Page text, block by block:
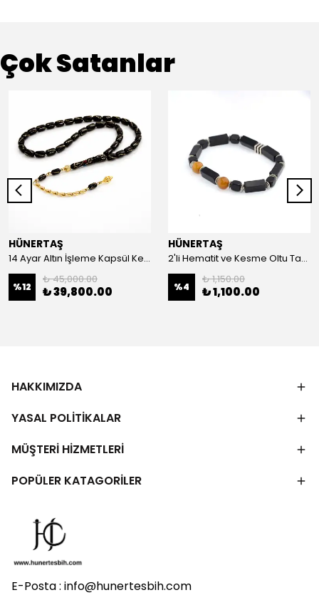
Çok Satanlar
HÜNERTAŞ
14 Ayar Altın İşleme Kapsül Kesim Oltu Taşı Tespih
%12
₺ 45,000.00
₺ 39,800.00
HÜNERTAŞ
2'li Hematit ve Kesme Oltu Taşı Bileklik
%4
₺ 1,150.00
₺ 1,100.00
HAKKIMIZDA
YASAL POLİTİKALAR
MÜŞTERİ HİZMETLERİ
POPÜLER KATAGORİLER
E-Posta : info@hunertesbih.com